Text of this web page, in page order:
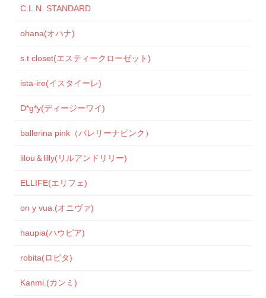
C.L.N. STANDARD
ohana(オハナ)
s.t closet(エスティークローゼット)
ista-ire(イスタイーレ)
D*g*y(ディージーワイ)
ballerina pink（バレリーナピンク）
lilou＆lilly(リルアンドリリー)
ELLIFE(エリフェ)
on y vua.(オニヴァ)
haupia(ハウピア)
robita(ロビタ)
Kanmi.(カンミ)